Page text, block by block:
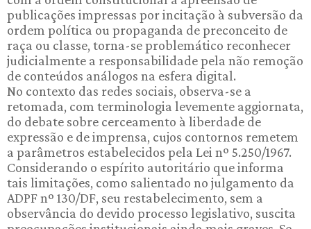
publicações impressas por incitação à subversão da
ordem política ou propaganda de preconceito de
raça ou classe, torna-se problemático reconhecer
judicialmente a responsabilidade pela não remoção
de conteúdos análogos na esfera digital.
No contexto das redes sociais, observa-se a
retomada, com terminologia levemente aggiornata,
do debate sobre cerceamento à liberdade de
expressão e de imprensa, cujos contornos remetem
a parâmetros estabelecidos pela Lei nº 5.250/1967.
Considerando o espírito autoritário que informa
tais limitações, como salientado no julgamento da
ADPF nº 130/DF, seu restabelecimento, sem a
observância do devido processo legislativo, suscita